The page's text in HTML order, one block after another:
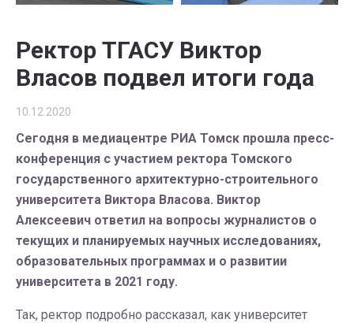
Ректор ТГАСУ Виктор
Власов подвел итоги года
10.12.2020
Сегодня в медиацентре РИА Томск прошла пресс-
конференция с участием ректора Томского
государственного архитектурно-строительного
университета Виктора Власова. Виктор
Алексеевич ответил на вопросы журналистов о
текущих и планируемых научных исследованиях,
образовательных программах и о развитии
университета в 2021 году.
Так, ректор подробно рассказал, как университет